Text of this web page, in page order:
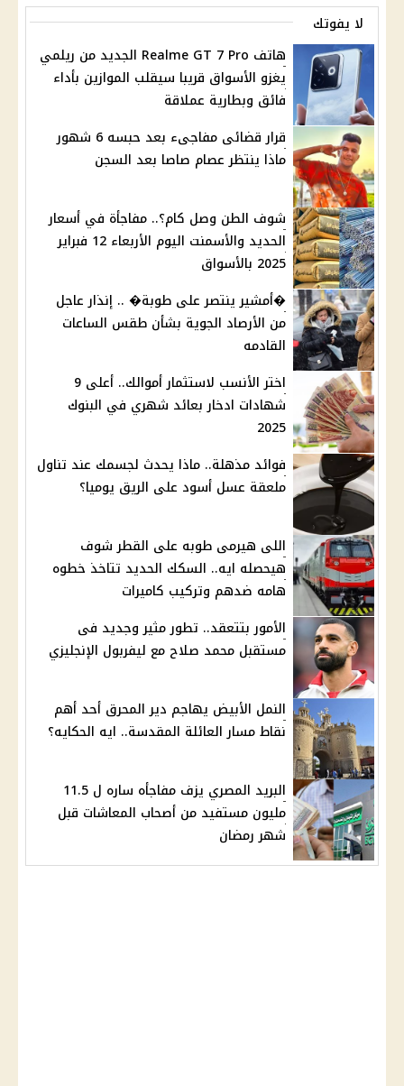
لا يفوتك
هاتف Realme GT 7 Pro الجديد من ريلمي
يغزو الأسواق قريبا سيقلب الموازين بأداء
فائق وبطارية عملاقة
قرار قضائى مفاجىء بعد حبسه 6 شهور
ماذا ينتظر عصام صاصا بعد السجن
شوف الطن وصل كام؟.. مفاجأة في أسعار
الحديد والأسمنت اليوم الأربعاء 12 فبراير
2025 بالأسواق
�أمشير ينتصر على طوبة� .. إنذار عاجل
من الأرصاد الجوية بشأن طقس الساعات
القادمه
اختر الأنسب لاستثمار أموالك.. أعلى 9
شهادات ادخار بعائد شهري في البنوك
2025
فوائد مذهلة.. ماذا يحدث لجسمك عند تناول
ملعقة عسل أسود على الريق يوميا؟
اللى هيرمى طوبه على القطر شوف
هيحصله ايه.. السكك الحديد تتاخذ خطوه
هامه ضدهم وتركيب كاميرات
الأمور بتتعقد.. تطور مثير وجديد فى
مستقبل محمد صلاح مع ليفربول الإنجليزي
النمل الأبيض يهاجم دير المحرق أحد أهم
نقاط مسار العائلة المقدسة.. ايه الحكايه؟
البريد المصري يزف مفاجأه ساره ل 11.5
مليون مستفيد من أصحاب المعاشات قبل
شهر رمضان